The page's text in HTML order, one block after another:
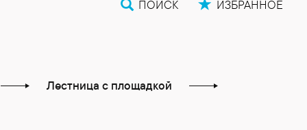
ПОИСК ИЗБРАННОЕ
Лестница с площадкой